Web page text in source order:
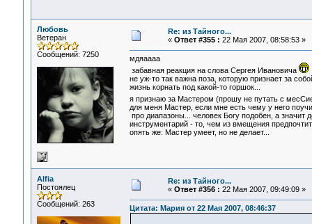
Любовь
Ветеран
Сообщений: 7250
Re: из Тайного...
« Ответ #355 : 22 Мая 2007, 08:58:53 »
мдяаааа
забавная реакция на слова Сергея Ивановича
не уж-то так важна поза, которую признает за
жизнь корнать под какой-то горшок...
я признаю за Мастером (прошу не путать с
для меня Мастер, если мне есть чему у него
про диапазоны... человек Богу подобен, а
инструментарий - то, чем из вмещения
опять же: Мастер умеет, но не делает...
Alfia
Постоялец
Сообщений: 263
Re: из Тайного...
« Ответ #356 : 22 Мая 2007, 09:49:09 »
Цитата: Мария от 22 Мая 2007, 08:46:37